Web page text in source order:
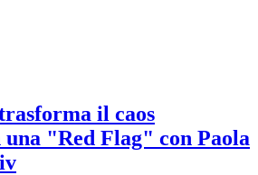
il caos
una "Red Flag" con Paola